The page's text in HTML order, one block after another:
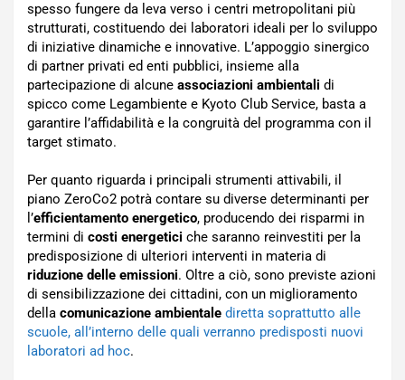
spesso fungere da leva verso i centri metropolitani più
strutturati, costituendo dei laboratori ideali per lo sviluppo
di iniziative dinamiche e innovative. L’appoggio sinergico
di partner privati ed enti pubblici, insieme alla
partecipazione di alcune associazioni ambientali di
spicco come Legambiente e Kyoto Club Service, basta a
garantire l’affidabilità e la congruità del programma con il
target stimato.
Per quanto riguarda i principali strumenti attivabili, il
piano ZeroCo2 potrà contare su diverse determinanti per
l’efficientamento energetico, producendo dei risparmi in
termini di costi energetici che saranno reinvestiti per la
predisposizione di ulteriori interventi in materia di
riduzione delle emissioni. Oltre a ciò, sono previste azioni
di sensibilizzazione dei cittadini, con un miglioramento
della comunicazione ambientale diretta soprattutto alle
scuole, all’interno delle quali verranno predisposti nuovi
laboratori ad hoc.